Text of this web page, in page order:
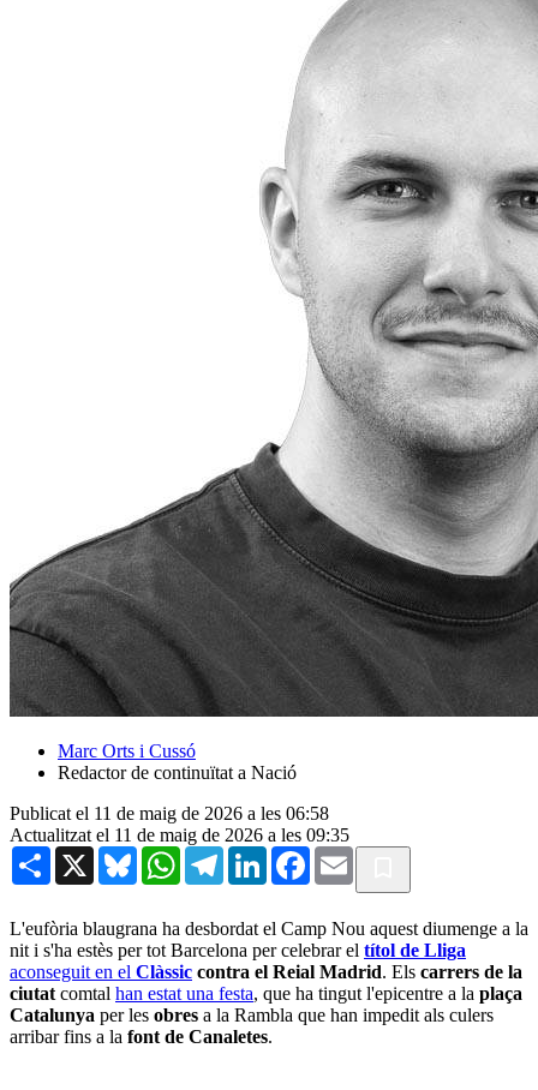
Marc Orts i Cussó
Redactor de continuïtat a Nació
Publicat el 11 de maig de 2026 a les 06:58
Actualitzat el 11 de maig de 2026 a les 09:35
Share X BlueskyWhatsAppTelegramLinkedInFacebook
Email
L'eufòria blaugrana ha desbordat el Camp Nou aquest diumenge a la
nit i s'ha estès per tot Barcelona per celebrar el títol de Lliga
aconseguit en el Clàssic contra el Reial Madrid. Els carrers de la
ciutat comtal han estat una festa, que ha tingut l'epicentre a la plaça
Catalunya per les obres a la Rambla que han impedit als culers
arribar fins a la font de Canaletes.